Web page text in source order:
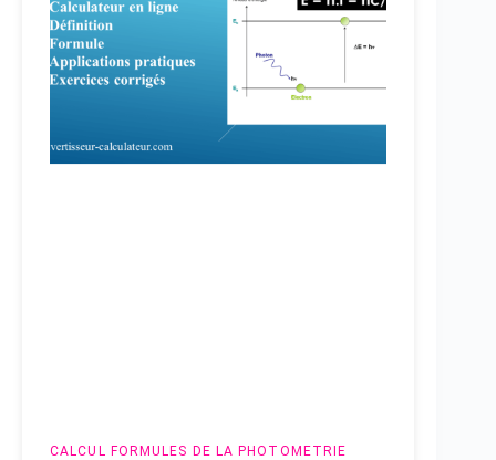
CALCUL FORMULES DE LA PHOTOMETRIE